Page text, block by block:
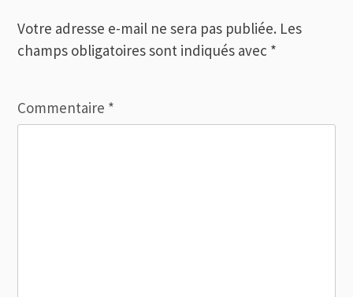
Votre adresse e-mail ne sera pas publiée. Les
champs obligatoires sont indiqués avec *
Commentaire *